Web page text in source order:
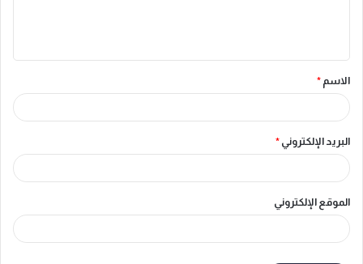
ق
*
الاسم *
البريد الإلكتروني *
الموقع الإلكتروني